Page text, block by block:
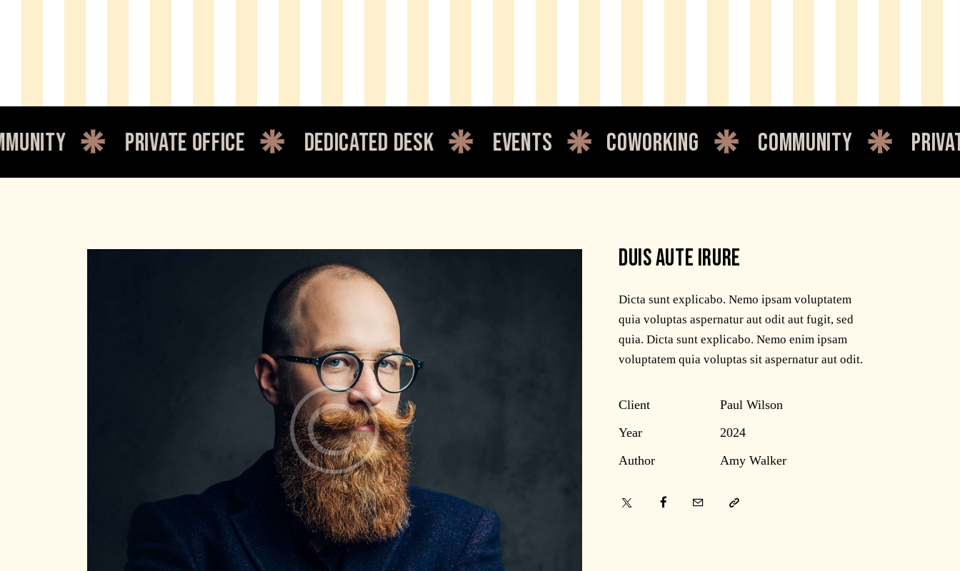
private office dedicated desk events coworking community private
DUIS AUTE IRURE
Dicta sunt explicabo. Nemo ipsam voluptatem
quia voluptas aspernatur aut odit aut fugit, sed
quia. Dicta sunt explicabo. Nemo enim ipsam
voluptatem quia voluptas sit aspernatur aut odit.
Client
Paul Wilson
Year
2024
Author
Amy Walker